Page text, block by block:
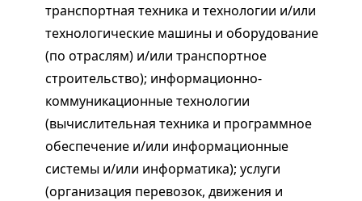
транспортная техника и технологии и/или
технологические машины и оборудование
(по отраслям) и/или транспортное
строительство); информационно-
коммуникационные технологии
(вычислительная техника и программное
обеспечение и/или информационные
системы и/или информатика); услуги
(организация перевозок, движения и